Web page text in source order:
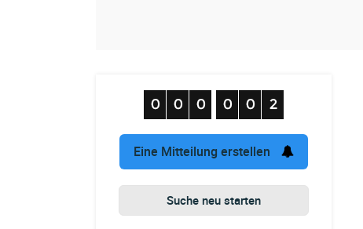
Eine Mitteilung erstellen
Suche neu starten